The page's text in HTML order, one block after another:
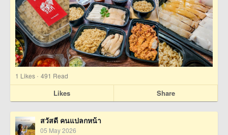
1 Likes · 491 Read
Likes Share
สวัสดี คนแปลกหน้า
05 May 2026